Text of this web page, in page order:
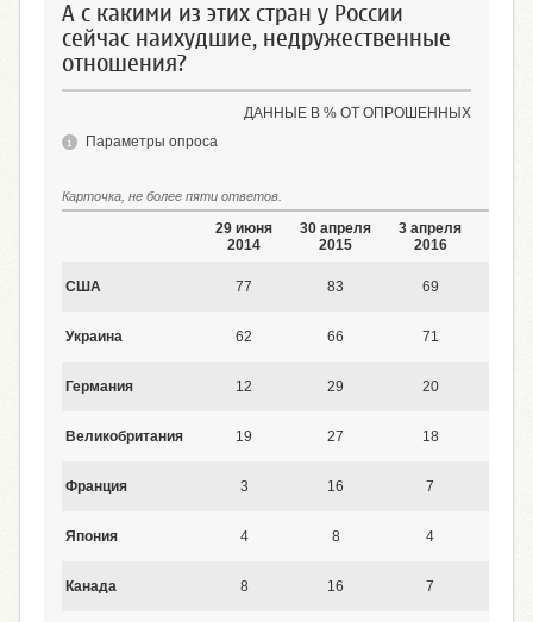
А с какими из этих стран у России
сейчас наихудшие, недружественные
отношения?
ДАННЫЕ В % ОТ ОПРОШЕННЫХ
Параметры опроса
Карточка, не более пяти ответов.
29 июня
2014
30 апреля
2015
3 апреля
2016
США 77 83 69
Украина 62 66 71
Германия 12 29 20
Великобритания 19 27 18
Франция 3 16 7
Япония 4 8 4
Канада 8 16 7